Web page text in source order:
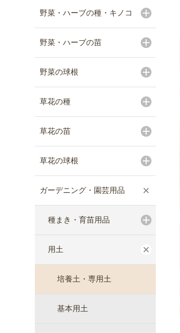
野菜・ハーブの種・キノコ
野菜・ハーブの苗
野菜の球根
草花の種
草花の苗
草花の球根
ガーデニング・園芸用品
種まき・育苗用品
用土
培養土・専用土
基本用土